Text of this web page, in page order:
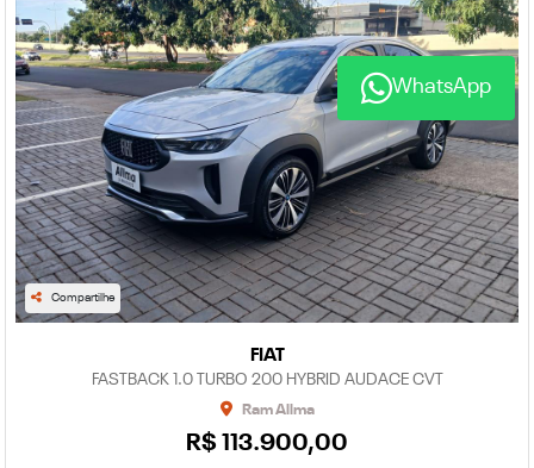
Compartilhe
FIAT
FASTBACK 1.0 TURBO 200 HYBRID AUDACE CVT
Ram Allma
R$ 113.900,00
WhatsApp